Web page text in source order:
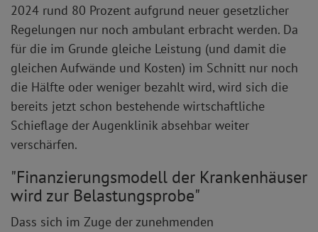
2024 rund 80 Prozent aufgrund neuer gesetzlicher
Regelungen nur noch ambulant erbracht werden. Da
für die im Grunde gleiche Leistung (und damit die
gleichen Aufwände und Kosten) im Schnitt nur noch
die Hälfte oder weniger bezahlt wird, wird sich die
bereits jetzt schon bestehende wirtschaftliche
Schieflage der Augenklinik absehbar weiter
verschärfen.
"Finanzierungsmodell der Krankenhäuser
wird zur Belastungsprobe"
Dass sich im Zuge der zunehmenden